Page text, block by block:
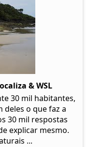
& WSL​​
30 mil habitantes,
deles o que faz a
30 mil respostas
explicar mesmo.
...